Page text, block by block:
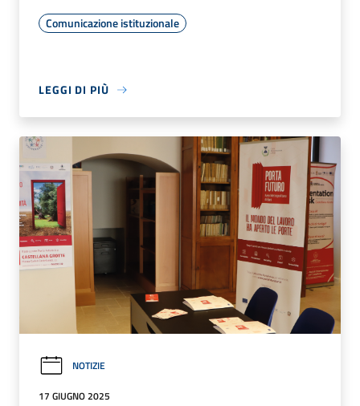
Comunicazione istituzionale
LEGGI DI PIÙ
NOTIZIE
17 GIUGNO 2025